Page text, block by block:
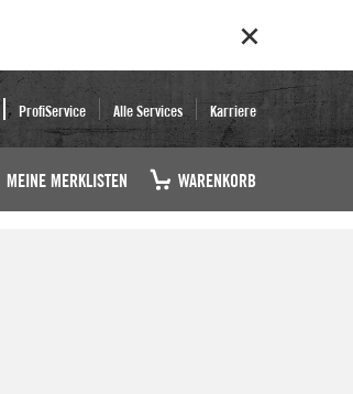
ProfiService Alle Services Karriere
MEINE MERKLISTEN WARENKORB